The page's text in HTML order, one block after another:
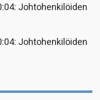
Johtohenkilöiden
Johtohenkilöiden